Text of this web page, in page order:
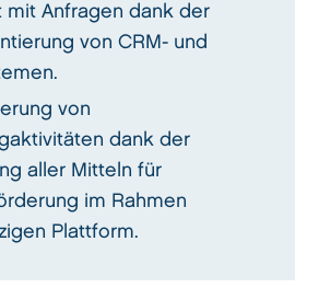
mit Anfragen dank der
von CRM- und
von
dank der
aller Mitteln für
im Rahmen
Plattform.